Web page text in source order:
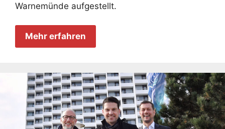
Warnemünde aufgestellt.
Mehr erfahren